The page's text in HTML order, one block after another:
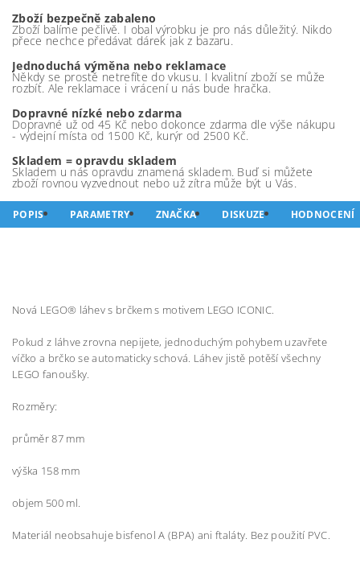
Zboží bezpečně zabaleno
Zboží balíme pečlivě. I obal výrobku je pro nás důležitý. Nikdo
přece nechce předávat dárek jak z bazaru.
Jednoduchá výměna nebo reklamace
Někdy se prostě netrefíte do vkusu. I kvalitní zboží se může
rozbít. Ale reklamace i vrácení u nás bude hračka.
Dopravné nízké nebo zdarma
Dopravné už od 45 Kč nebo dokonce zdarma dle výše nákupu
- výdejní místa od 1500 Kč, kurýr od 2500 Kč.
Skladem = opravdu skladem
Skladem u nás opravdu znamená skladem. Buď si můžete
zboží rovnou vyzvednout nebo už zítra může být u Vás.
POPIS PARAMETRY ZNAČKA DISKUZE HODNOCENÍ
Nová LEGO® láhev s brčkem s motivem LEGO ICONIC.
Pokud z láhve zrovna nepijete, jednoduchým pohybem uzavřete
víčko a brčko se automaticky schová. Láhev jistě potěší všechny
LEGO fanoušky.
Rozměry:
průměr 87 mm
výška 158 mm
objem 500 ml.
Materiál neobsahuje bisfenol A (BPA) ani ftaláty. Bez použití PVC.